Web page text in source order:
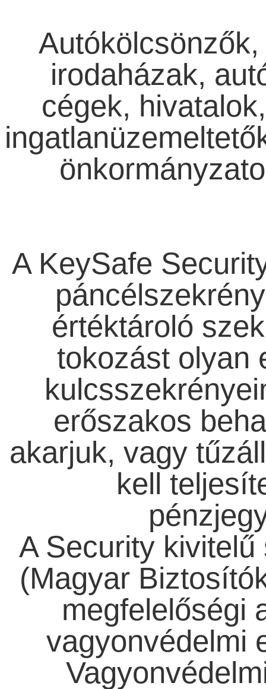
irodaházak,
cégek,
A KeySafe
értéktároló
tokozást olyan
erőszakos
akarjuk, vagy
kell
A Security
(Magyar
megfelelőségi
vagyonvédelmi